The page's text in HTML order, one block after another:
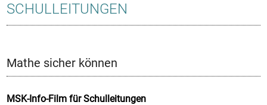
SCHULLEITUNGEN
Mathe sicher können
MSK-Info-Film für Schulleitungen